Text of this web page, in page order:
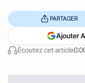
Écoutez cet article
PARTAGER
Ajouter